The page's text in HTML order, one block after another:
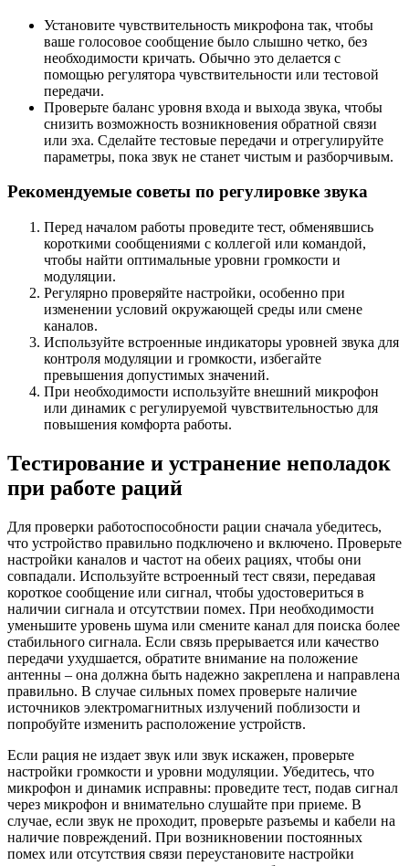
Установите чувствительность микрофона так, чтобы
ваше голосовое сообщение было слышно четко, без
необходимости кричать. Обычно это делается с
помощью регулятора чувствительности или тестовой
передачи.
Проверьте баланс уровня входа и выхода звука, чтобы
снизить возможность возникновения обратной связи
или эха. Сделайте тестовые передачи и отрегулируйте
параметры, пока звук не станет чистым и разборчивым.
Рекомендуемые советы по регулировке звука
Перед началом работы проведите тест, обменявшись
короткими сообщениями с коллегой или командой,
чтобы найти оптимальные уровни громкости и
модуляции.
Регулярно проверяйте настройки, особенно при
изменении условий окружающей среды или смене
каналов.
Используйте встроенные индикаторы уровней звука для
контроля модуляции и громкости, избегайте
превышения допустимых значений.
При необходимости используйте внешний микрофон
или динамик с регулируемой чувствительностью для
повышения комфорта работы.
Тестирование и устранение неполадок
при работе раций
Для проверки работоспособности рации сначала убедитесь,
что устройство правильно подключено и включено. Проверьте
настройки каналов и частот на обеих рациях, чтобы они
совпадали. Используйте встроенный тест связи, передавая
короткое сообщение или сигнал, чтобы удостовериться в
наличии сигнала и отсутствии помех. При необходимости
уменьшите уровень шума или смените канал для поиска более
стабильного сигнала. Если связь прерывается или качество
передачи ухудшается, обратите внимание на положение
антенны – она должна быть надежно закреплена и направлена
правильно. В случае сильных помех проверьте наличие
источников электромагнитных излучений поблизости и
попробуйте изменить расположение устройств.
Если рация не издает звук или звук искажен, проверьте
настройки громкости и уровни модуляции. Убедитесь, что
микрофон и динамик исправны: проведите тест, подав сигнал
через микрофон и внимательно слушайте при приеме. В
случае, если звук не проходит, проверьте разъемы и кабели на
наличие повреждений. При возникновении постоянных
помех или отсутствия связи переустановите настройки